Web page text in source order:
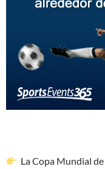
La Copa Mundial